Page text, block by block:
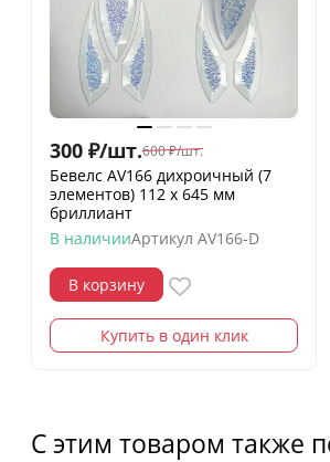
300 ₽/шт.600 ₽/шт.
Бевелс AV166 дихроичный (7
элементов) 112 х 645 мм
бриллиант
В наличииАртикул AV166-D
В корзину
Купить в один клик
С этим товаром также